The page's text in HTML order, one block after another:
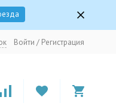
Войти / Регистрация